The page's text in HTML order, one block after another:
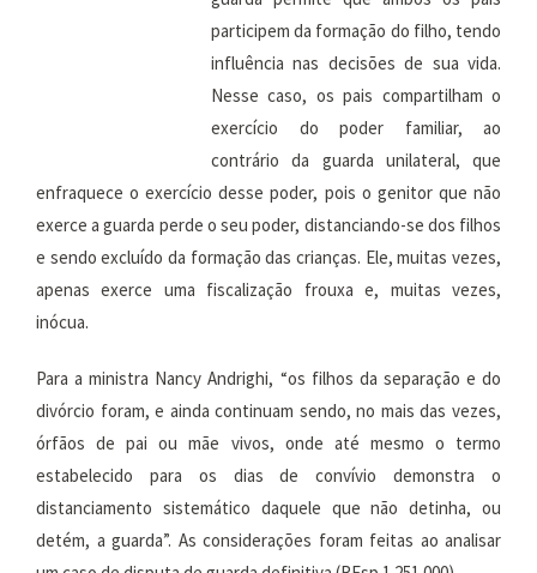
participem da formação do filho, tendo
influência nas decisões de sua vida.
Nesse caso, os pais compartilham o
exercício do poder familiar, ao
contrário da guarda unilateral, que
enfraquece o exercício desse poder, pois o genitor que não
exerce a guarda perde o seu poder, distanciando-se dos filhos
e sendo excluído da formação das crianças. Ele, muitas vezes,
apenas exerce uma fiscalização frouxa e, muitas vezes,
inócua.
Para a ministra Nancy Andrighi, “os filhos da separação e do
divórcio foram, e ainda continuam sendo, no mais das vezes,
órfãos de pai ou mãe vivos, onde até mesmo o termo
estabelecido para os dias de convívio demonstra o
distanciamento sistemático daquele que não detinha, ou
detém, a guarda”. As considerações foram feitas ao analisar